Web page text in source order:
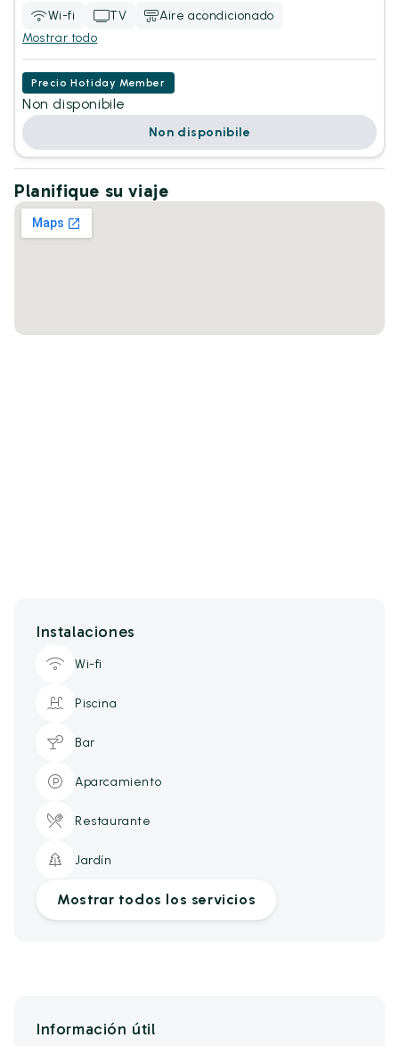
Wi-fi TV
Aire acondicionado
Mostrar todo
Precio Hotiday Member
Non disponibile
Non disponibile
Planifique su viaje
Instalaciones
Wi-fi
Piscina
Bar
Aparcamiento
Restaurante
Jardín
Mostrar todos los servicios
Información útil